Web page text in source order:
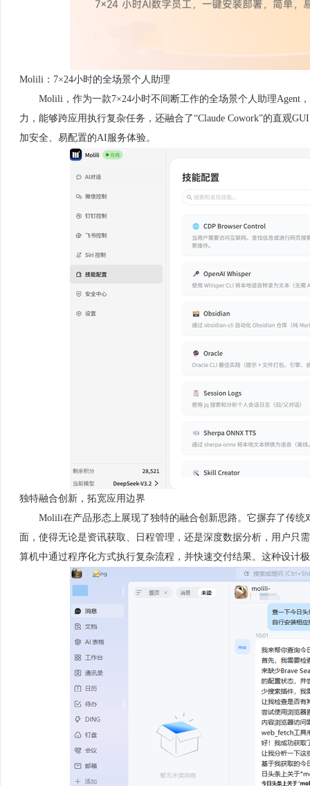
Molili：7×24小时的全场景个人助理
Molili，作为一款7×24小时不间断工作的全场景个人助理Agent
力，能够跨应用执行复杂任务，还融合了“Claude Cowork”的直观
加安全、易配置的AI服务体验。
独特融合创新，拓宽应用边界
Molili在产品形态上展现了独特的融合创新思路。它摒弃了传
面，使得无论是资讯获取、日程管理，还是深度数据分析，用户只
算机中通过程序化方式执行复杂流程，并快速交付结果。这种设计